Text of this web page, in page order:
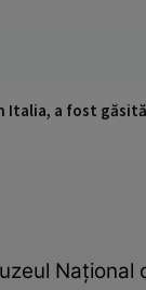
Italia, a fost